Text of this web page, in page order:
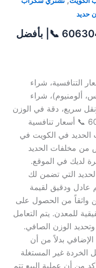
حديد
نشتري سكراب حديد 60630409 📞| بأفضل
التنافسية، شراء
ألومنيوم)، شراء
سريع، دقة في الوزن
والتقييم. اتصل بنا الآن 60630409 📞 أسعار تنافسية
الحديد في الكويت في
مخلفات الحديد
لديك في الموقع.
التي تضمن لك
عادل ودقيق لقيمة
واثقاً من الحصول على
للمعدن. يتم التعامل
الوزن الصافي.
بدلاً من أن
الخردة غير المستغلة
من أن عملية البيع تتم